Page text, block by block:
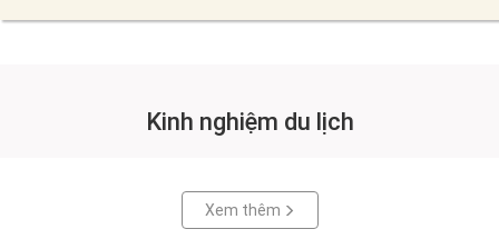
Kinh nghiệm du lịch
Xem thêm